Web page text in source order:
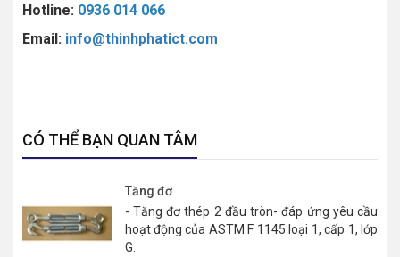
Hotline: 0936 014 066
Email: info@thinhphatict.com
CÓ THỂ BẠN QUAN TÂM
Tăng đơ
- Tăng đơ thép 2 đầu tròn- đáp ứng yêu cầu
hoạt động của ASTM F 1145 loại 1, cấp 1, lớp
G.